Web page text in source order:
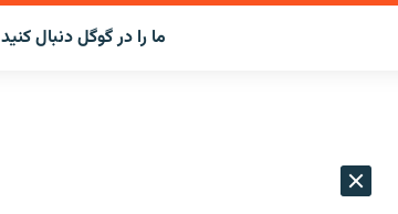
ما را در گوگل دنبال کنید